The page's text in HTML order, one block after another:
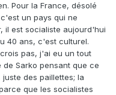
Pour la France, désolé
un pays qui ne
il est socialiste aujourd'hui
40 ans, c'est culturel.
pas, j'ai eu un tout
Sarko pensant que ce
des paillettes; la
que les socialistes